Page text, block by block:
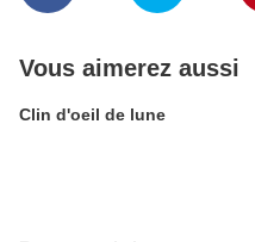
Vous aimerez aussi
Clin d'oeil de lune